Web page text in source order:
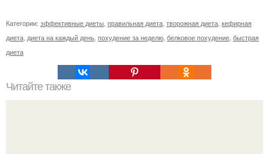
Категории: эффективные диеты правильная диета творожная диета кефирная
диета диета на каждый день похудение за неделю белковое похудение быстрая
диета
Читайте также